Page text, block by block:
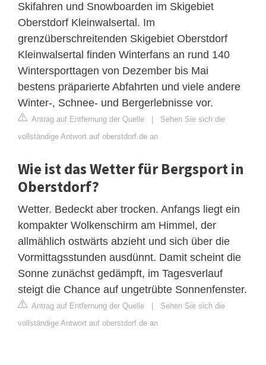
Skifahren und Snowboarden im Skigebiet
Oberstdorf Kleinwalsertal. Im
grenzüberschreitenden Skigebiet Oberstdorf
Kleinwalsertal finden Winterfans an rund 140
Wintersporttagen von Dezember bis Mai
bestens präparierte Abfahrten und viele andere
Winter-, Schnee- und Bergerlebnisse vor.
Antrag auf Entfernung der Quelle
Sehen Sie sich die
vollständige Antwort auf oberstdorf.de an
Wie ist das Wetter für Bergsport in
Oberstdorf?
Wetter. Bedeckt aber trocken. Anfangs liegt ein
kompakter Wolkenschirm am Himmel, der
allmählich ostwärts abzieht und sich über die
Vormittagsstunden ausdünnt. Damit scheint die
Sonne zunächst gedämpft, im Tagesverlauf
steigt die Chance auf ungetrübte Sonnenfenster.
Antrag auf Entfernung der Quelle
Sehen Sie sich die
vollständige Antwort auf oberstdorf.de an